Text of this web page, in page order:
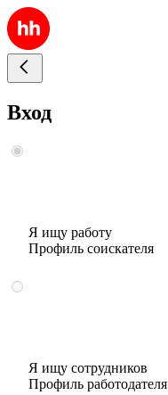
Вход
Я ищу работу
Профиль соискателя
Я ищу сотрудников
Профиль работодателя